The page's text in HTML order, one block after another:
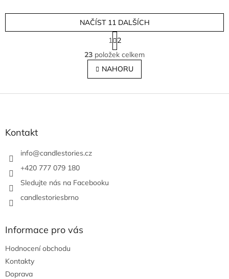
O
v
l
á
NAČÍST 11 DALŠÍCH
S
t
r
á
n
k
v
1 2
23 položek celkem
NAHORU
Z
Kontakt
info@candlestories.cz
+420 777 079 180
Sledujte nás na Facebooku
candlestoriesbrno
Informace pro vás
Hodnocení obchodu
Kontakty
Doprava